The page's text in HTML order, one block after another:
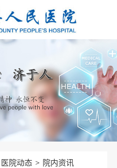
医院动态 > 院内资讯